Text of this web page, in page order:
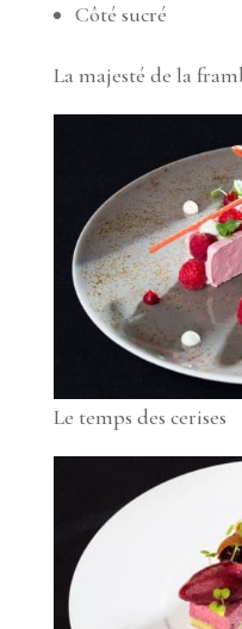
Côté sucré
La majesté de la
Le temps des cerises